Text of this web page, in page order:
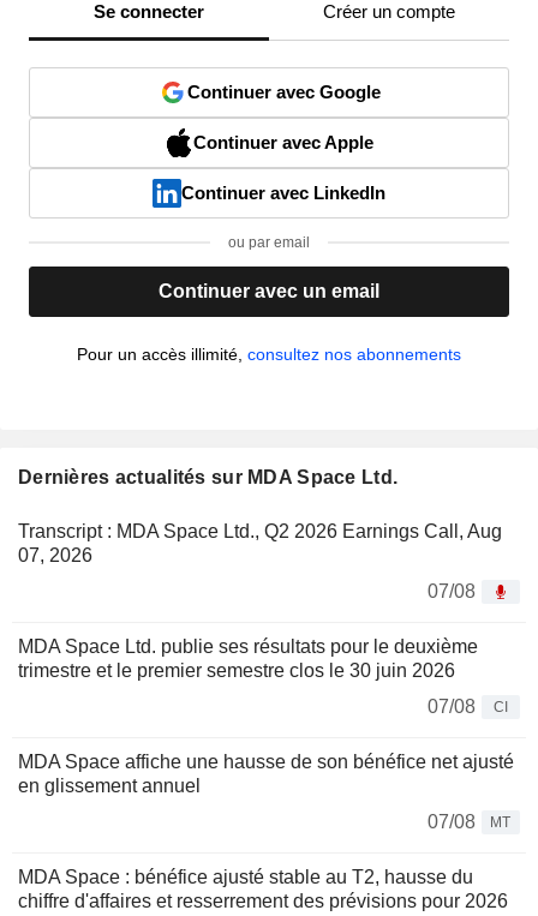
Se connecter Créer un compte
Continuer avec Google
Continuer avec Apple
Continuer avec LinkedIn
ou par email
Continuer avec un email
Pour un accès illimité, consultez nos abonnements
Dernières actualités sur MDA Space Ltd.
Transcript : MDA Space Ltd., Q2 2026 Earnings Call, Aug
07, 2026
07/08
MDA Space Ltd. publie ses résultats pour le deuxième
trimestre et le premier semestre clos le 30 juin 2026
07/08
CI
MDA Space affiche une hausse de son bénéfice net ajusté
en glissement annuel
07/08
MT
MDA Space : bénéfice ajusté stable au T2, hausse du
chiffre d'affaires et resserrement des prévisions pour 2026